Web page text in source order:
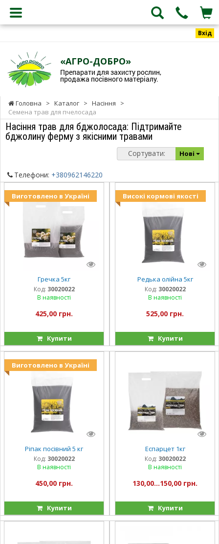
Вхід
«АГРО-ДОБРО»
Препарати для захисту рослин,
продажа посівного матеріалу.
Головна > Каталог > Насіння
>
Семена трав для пчелосада
Насіння трав для бджолосада: Підтримайте
бджолину ферму з якісними травами
Сортувати: Нові
Телефони: +380962146220
Виготовлено в Україні
Гречка 5кг
Код: 30020022
В наявності
425,00 грн.
Купити
Високі кормові якості
Редька олійна 5кг
Код: 30020022
В наявності
525,00 грн.
Купити
Виготовлено в Україні
Ріпак посівний 5 кг
Код: 30020022
В наявності
450,00 грн.
Купити
Еспарцет 1кг
Код: 30020022
В наявності
130,00...150,00 грн.
Купити